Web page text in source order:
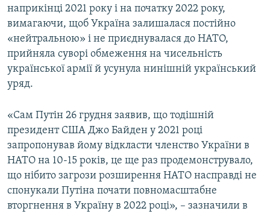
наприкінці 2021 року і на початку 2022 року,
вимагаючи, щоб Україна залишалася постійно
«нейтральною» і не приєднувалася до НАТО,
прийняла суворі обмеження на чисельність
української армії й усунула нинішній український
уряд.
«Сам Путін 26 грудня заявив, що тодішній
президент США Джо Байден у 2021 році
запропонував йому відкласти членство України в
НАТО на 10-15 років, це ще раз продемонструвало,
що нібито загрози розширення НАТО насправді не
спонукали Путіна почати повномасштабне
вторгнення в Україну в 2022 році», – зазначили в